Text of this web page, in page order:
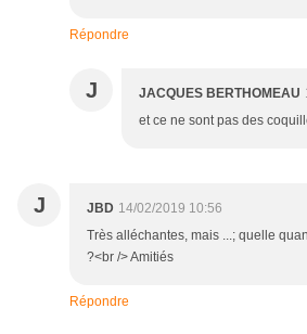
Répondre
J JACQUES BERTHOMEAU
et ce ne sont pas des
J JBD 14/02/2019 10:56
Très alléchantes, mais ...; quelle
?<br /> Amitiés
Répondre